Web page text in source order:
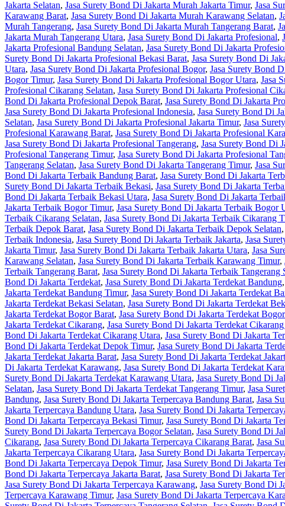
Jakarta Selatan, Jasa Surety Bond Di Jakarta Murah Jakarta Timur, Jasa
Karawang Barat, Jasa Surety Bond Di Jakarta Murah Karawang Selatan,
Murah Tangerang, Jasa Surety Bond Di Jakarta Murah Tangerang Barat,
Jakarta Murah Tangerang Utara, Jasa Surety Bond Di Jakarta Profesional,
Jakarta Profesional Bandung Selatan, Jasa Surety Bond Di Jakarta
Surety Bond Di Jakarta Profesional Bekasi Barat, Jasa Surety Bond Di
Utara, Jasa Surety Bond Di Jakarta Profesional Bogor, Jasa Surety Bond
Bogor Timur, Jasa Surety Bond Di Jakarta Profesional Bogor Utara, Jasa
Profesional Cikarang Selatan, Jasa Surety Bond Di Jakarta Profesional
Bond Di Jakarta Profesional Depok Barat, Jasa Surety Bond Di Jakarta
Jasa Surety Bond Di Jakarta Profesional Indonesia, Jasa Surety Bond Di
Selatan, Jasa Surety Bond Di Jakarta Profesional Jakarta Timur, Jasa
Profesional Karawang Barat, Jasa Surety Bond Di Jakarta Profesional
Jasa Surety Bond Di Jakarta Profesional Tangerang, Jasa Surety Bond Di
Profesional Tangerang Timur, Jasa Surety Bond Di Jakarta Profesional
Tangerang Selatan, Jasa Surety Bond Di Jakarta Tangerang Timur, Jasa
Bond Di Jakarta Terbaik Bandung Barat, Jasa Surety Bond Di Jakarta
Surety Bond Di Jakarta Terbaik Bekasi, Jasa Surety Bond Di Jakarta
Bond Di Jakarta Terbaik Bekasi Utara, Jasa Surety Bond Di Jakarta
Jakarta Terbaik Bogor Timur, Jasa Surety Bond Di Jakarta Terbaik Bogor
Terbaik Cikarang Selatan, Jasa Surety Bond Di Jakarta Terbaik Cikarang
Terbaik Depok Barat, Jasa Surety Bond Di Jakarta Terbaik Depok Selatan,
Terbaik Indonesia, Jasa Surety Bond Di Jakarta Terbaik Jakarta, Jasa
Jakarta Timur, Jasa Surety Bond Di Jakarta Terbaik Jakarta Utara, Jasa
Karawang Selatan, Jasa Surety Bond Di Jakarta Terbaik Karawang Timur,
Terbaik Tangerang Barat, Jasa Surety Bond Di Jakarta Terbaik Tangerang
Bond Di Jakarta Terdekat, Jasa Surety Bond Di Jakarta Terdekat Bandung,
Jakarta Terdekat Bandung Timur, Jasa Surety Bond Di Jakarta Terdekat
Jakarta Terdekat Bekasi Selatan, Jasa Surety Bond Di Jakarta Terdekat
Jakarta Terdekat Bogor Barat, Jasa Surety Bond Di Jakarta Terdekat
Jakarta Terdekat Cikarang, Jasa Surety Bond Di Jakarta Terdekat
Bond Di Jakarta Terdekat Cikarang Utara, Jasa Surety Bond Di Jakarta
Bond Di Jakarta Terdekat Depok Timur, Jasa Surety Bond Di Jakarta
Jakarta Terdekat Jakarta Barat, Jasa Surety Bond Di Jakarta Terdekat
Di Jakarta Terdekat Karawang, Jasa Surety Bond Di Jakarta Terdekat
Surety Bond Di Jakarta Terdekat Karawang Utara, Jasa Surety Bond Di
Selatan, Jasa Surety Bond Di Jakarta Terdekat Tangerang Timur, Jasa
Bandung, Jasa Surety Bond Di Jakarta Terpercaya Bandung Barat, Jasa
Jakarta Terpercaya Bandung Utara, Jasa Surety Bond Di Jakarta
Bond Di Jakarta Terpercaya Bekasi Timur, Jasa Surety Bond Di Jakarta
Surety Bond Di Jakarta Terpercaya Bogor Selatan, Jasa Surety Bond Di
Cikarang, Jasa Surety Bond Di Jakarta Terpercaya Cikarang Barat, Jasa
Jakarta Terpercaya Cikarang Utara, Jasa Surety Bond Di Jakarta
Bond Di Jakarta Terpercaya Depok Timur, Jasa Surety Bond Di Jakarta
Bond Di Jakarta Terpercaya Jakarta Barat, Jasa Surety Bond Di Jakarta
Jasa Surety Bond Di Jakarta Terpercaya Karawang, Jasa Surety Bond Di
Terpercaya Karawang Timur, Jasa Surety Bond Di Jakarta Terpercaya